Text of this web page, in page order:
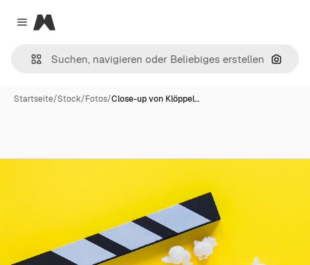
Close menu
Magnific
Nach
Startseite/Stock/Fotos/Close-up von Klöppel…